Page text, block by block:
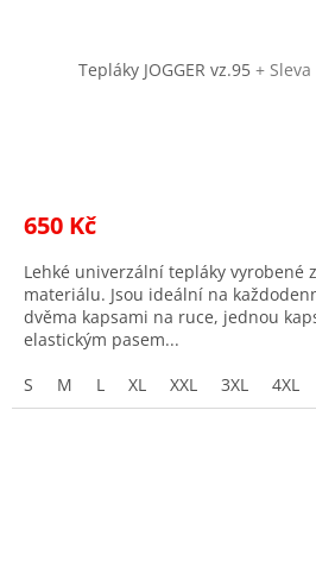
Tepláky JOGGER vz.95 +
650 Kč
Lehké univerzální tepláky vyrobené
materiálu. Jsou ideální na
dvěma kapsami na ruce, jednou
elastickým pasem...
S
M L XL XXL 3XL 4XL